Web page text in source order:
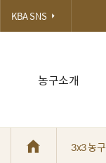
농구소개
KBA SNS
3x3 농구